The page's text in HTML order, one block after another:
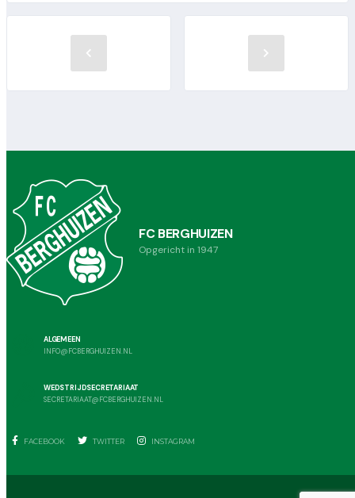
FC BERGHUIZEN
Opgericht in 1947
ALGEMEEN
INFO@FCBERGHUIZEN.NL
WEDSTRIJDSECRETARIAAT
SECRETARIAAT@FCBERGHUIZEN.NL
FACEBOOK TWITTER INSTAGRAM